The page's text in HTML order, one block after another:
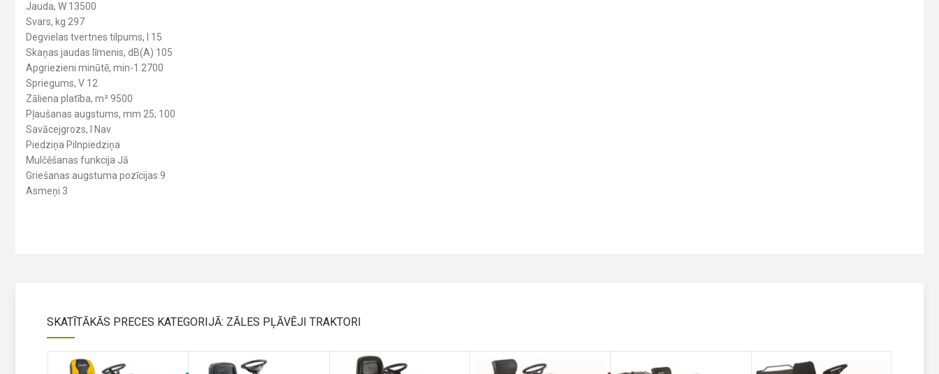
Jauda, W 13500
Svars, kg 297
Degvielas tvertnes tilpums, l 15
Skaņas jaudas līmenis, dB(A) 105
Apgriezieni minūtē, min-1 2700
Spriegums, V 12
Zāliena platība, m² 9500
Pļaušanas augstums, mm 25; 100
Savācejgrozs, l Nav
Piedziņa Pilnpiedziņa
Mulčēšanas funkcija Jā
Griešanas augstuma pozīcijas 9
Asmeņi 3
SKATĪTĀKĀS PRECES KATEGORIJĀ: ZĀLES PĻĀVĒJI TRAKTORI